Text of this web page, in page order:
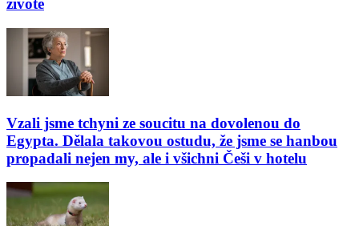
životě
Vzali jsme tchyni ze soucitu na dovolenou do
Egypta. Dělala takovou ostudu, že jsme se hanbou
propadali nejen my, ale i všichni Češi v hotelu